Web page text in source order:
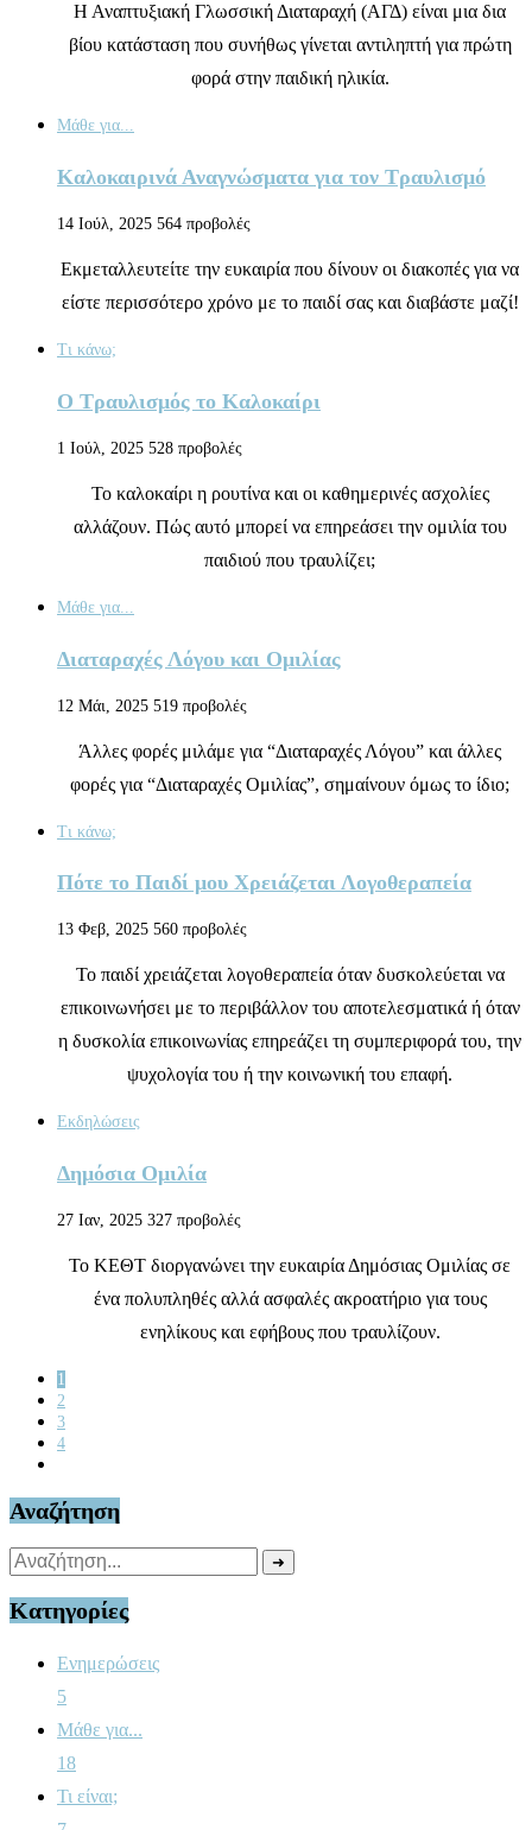
Η Αναπτυξιακή Γλωσσική Διαταραχή (ΑΓΔ) είναι μια δια
βίου κατάσταση που συνήθως γίνεται αντιληπτή για πρώτη
φορά στην παιδική ηλικία.
Μάθε για...
Καλοκαιρινά Αναγνώσματα για τον Τραυλισμό
14 Ιούλ, 2025 564 προβολές
Εκμεταλλευτείτε την ευκαιρία που δίνουν οι διακοπές για να
είστε περισσότερο χρόνο με το παιδί σας και διαβάστε μαζί!
Τι κάνω;
Ο Τραυλισμός το Καλοκαίρι
1 Ιούλ, 2025 528 προβολές
Το καλοκαίρι η ρουτίνα και οι καθημερινές ασχολίες
αλλάζουν. Πώς αυτό μπορεί να επηρεάσει την ομιλία του
παιδιού που τραυλίζει;
Μάθε για...
Διαταραχές Λόγου και Ομιλίας
12 Μάι, 2025 519 προβολές
Άλλες φορές μιλάμε για “Διαταραχές Λόγου” και άλλες
φορές για “Διαταραχές Ομιλίας”, σημαίνουν όμως το ίδιο;
Τι κάνω;
Πότε το Παιδί μου Χρειάζεται Λογοθεραπεία
13 Φεβ, 2025 560 προβολές
Το παιδί χρειάζεται λογοθεραπεία όταν δυσκολεύεται να
επικοινωνήσει με το περιβάλλον του αποτελεσματικά ή όταν
η δυσκολία επικοινωνίας επηρεάζει τη συμπεριφορά του, την
ψυχολογία του ή την κοινωνική του επαφή.
Εκδηλώσεις
Δημόσια Ομιλία
27 Ιαν, 2025 327 προβολές
Το ΚΕΘΤ διοργανώνει την ευκαιρία Δημόσιας Ομιλίας σε
ένα πολυπληθές αλλά ασφαλές ακροατήριο για τους
ενηλίκους και εφήβους που τραυλίζουν.
1
2
3
4
Αναζήτηση
➜
Κατηγορίες
Ενημερώσεις
5
Μάθε για...
18
Τι είναι;